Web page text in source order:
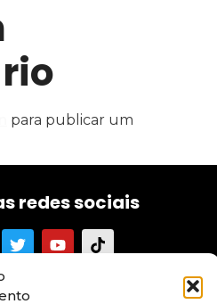
para publicar um
redes sociais
conselhos, novidades e